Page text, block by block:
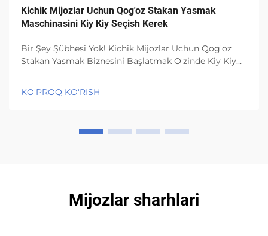
Kichik Mijozlar Uchun Qog'oz Stakan Yasmak
Maschinasini Kiy Kiy Seçish Kerek
Bir Şey Şübhesi Yok! Kichik Mijozlar Uchun Qog'oz
Stakan Yasmak Biznesini Başlatmak O'zinde Kiy Kiy
Qanday Qog'oz Stakan Yasmak Zavodda En Muhimi...
KO'PROQ KO'RISH
Mijozlar sharhlari